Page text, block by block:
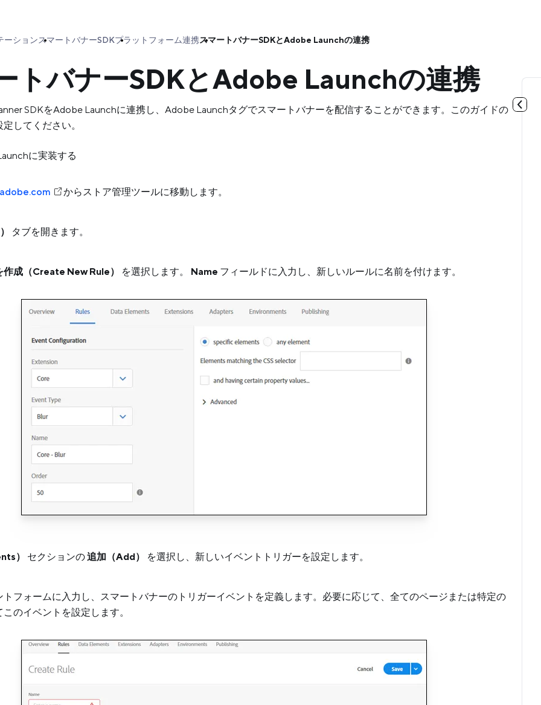
ーションスマートバナーSDKプラットフォーム連携スマートバナーSDKとAdobe Launchの連携
トバナーSDKとAdobe Launchの連携
SDKをAdobe Launchに連携し、Adobe Launchタグでスマートバナーを配信することができます。このガイドの
してください。
に実装する
からストア管理ツールに移動します。
タブを開きます。
成（Create New Rule） を選択します。 Name フィールドに入力し、新しいルールに名前を付けます。
） セクションの追加（Add） を選択し、新しいイベントトリガーを設定します。
トフォームに入力し、スマートバナーのトリガーイベントを定義します。必要に応じて、全てのページまたは特定の
のイベントを設定します。